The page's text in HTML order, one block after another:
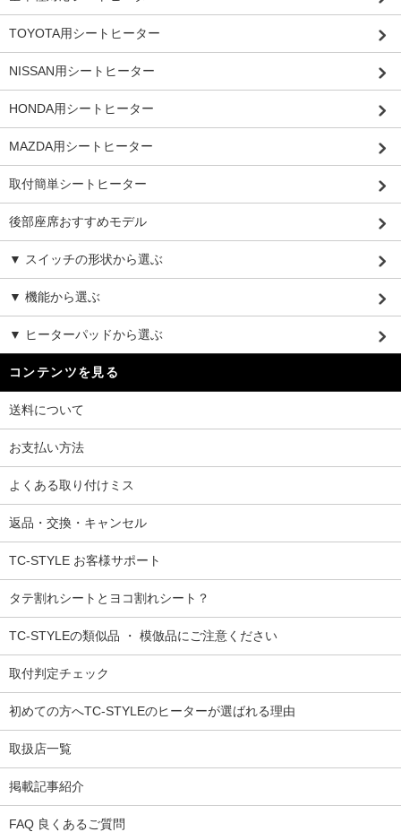
TOYOTA用シートヒーター
NISSAN用シートヒーター
HONDA用シートヒーター
MAZDA用シートヒーター
取付簡単シートヒーター
後部座席おすすめモデル
▼ スイッチの形状から選ぶ
▼ 機能から選ぶ
▼ ヒーターパッドから選ぶ
コンテンツを見る
送料について
お支払い方法
よくある取り付けミス
返品・交換・キャンセル
TC-STYLE お客様サポート
タテ割れシートとヨコ割れシート？
TC-STYLEの類似品 ・ 模倣品にご注意ください
取付判定チェック
初めての方へTC-STYLEのヒーターが選ばれる理由
取扱店一覧
掲載記事紹介
FAQ 良くあるご質問